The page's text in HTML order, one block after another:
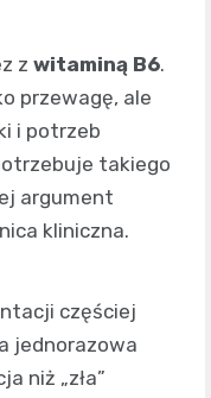
z witaminą B6.
przewagę, ale
i potrzeb
takiego
argument
kliniczna.
częściej
jednorazowa
niż „zła”